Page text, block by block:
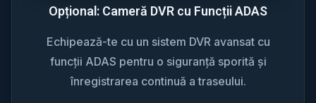
Opțional: Cameră DVR cu Funcții ADAS
Echipează-te cu un sistem DVR avansat cu
funcții ADAS pentru o siguranță sporită și
înregistrarea continuă a traseului.